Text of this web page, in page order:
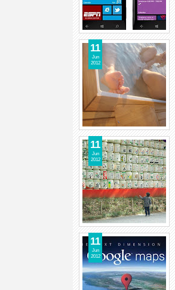
11
Jun
2012
11
Jun
2012
11
Jun
2012